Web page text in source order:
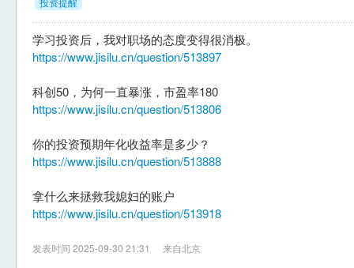
学习投资后，我对职场的态度变得很消极。
https://www.jisilu.cn/question/513897
科创50，为何一直暴涨，市盈率180
https://www.jisilu.cn/question/513806
你的投资预期年化收益率是多少？
https://www.jisilu.cn/question/513888
拿什么来拯救我媳妇的账户
https://www.jisilu.cn/question/513918
发表时间 2025-09-30 21:31 来自北京